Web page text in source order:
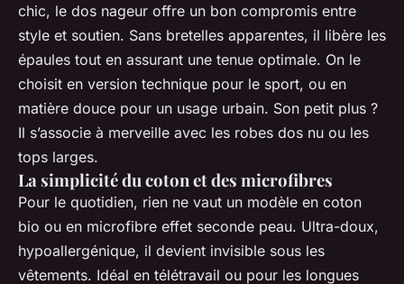
chic, le dos nageur offre un bon compromis entre
style et soutien. Sans bretelles apparentes, il libère les
épaules tout en assurant une tenue optimale. On le
choisit en version technique pour le sport, ou en
matière douce pour un usage urbain. Son petit plus ?
Il s’associe à merveille avec les robes dos nu ou les
tops larges.
La simplicité du coton et des microfibres
Pour le quotidien, rien ne vaut un modèle en coton
bio ou en microfibre effet seconde peau. Ultra-doux,
hypoallergénique, il devient invisible sous les
vêtements. Idéal en télétravail ou pour les longues